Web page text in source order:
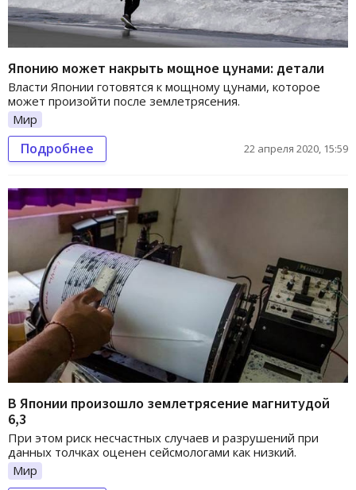
Японию может накрыть мощное цунами: детали
Власти Японии готовятся к мощному цунами, которое
может произойти после землетрясения.
Мир
Подробнее 22 апреля 2020, 15:59
В Японии произошло землетрясение магнитудой
6,3
При этом риск несчастных случаев и разрушений при
данных толчках оценен сейсмологами как низкий.
Мир